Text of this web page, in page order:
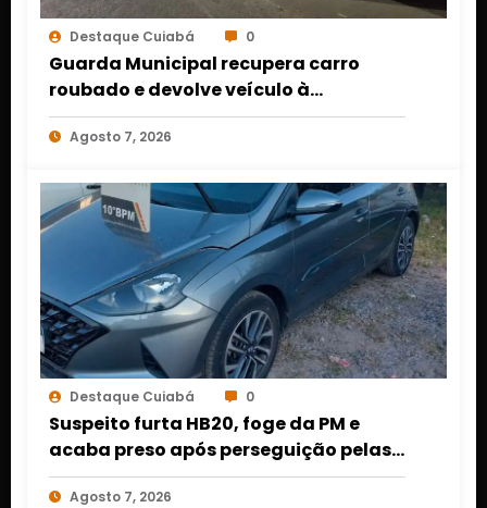
Destaque Cuiabá 0
Guarda Municipal recupera carro
roubado e devolve veículo à
proprietária em Várzea Grande
Agosto 7, 2026
Destaque Cuiabá 0
Suspeito furta HB20, foge da PM e
acaba preso após perseguição pelas
ruas de Cuiabá
Agosto 7, 2026